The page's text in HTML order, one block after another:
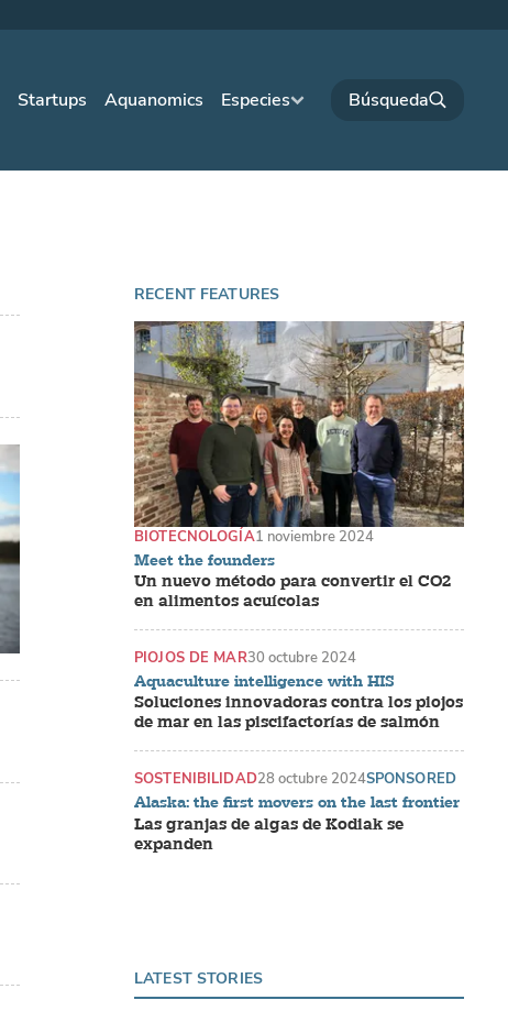
Startups Aquanomics Especies
RECENT FEATURES
Meet the founders
Un nuevo método para convertir el CO2
en alimentos acuícolas
BIOTECNOLOGÍA1 noviembre 2024
Aquaculture intelligence with HIS
Soluciones innovadoras contra los piojos
de mar en las piscifactorías de salmón
PIOJOS DE MAR30 octubre 2024
Alaska: the first movers on the last frontier
Las granjas de algas de Kodiak se
expanden
SOSTENIBILIDAD28 octubre 2024SPONSORED
LATEST STORIES